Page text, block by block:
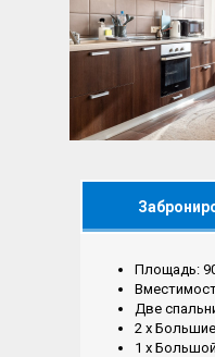
Площадь:
Две
2 x
1 x